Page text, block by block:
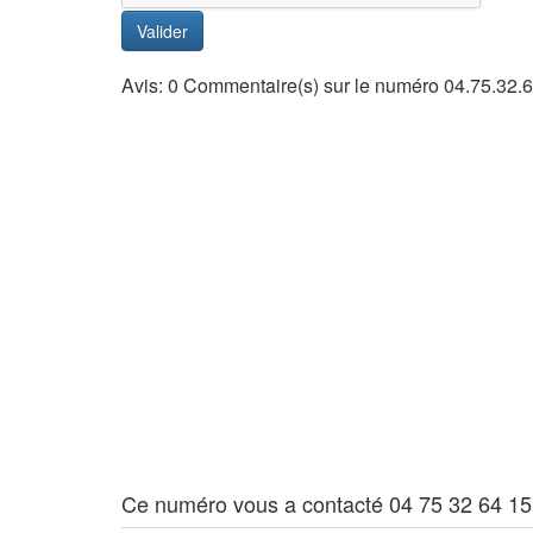
Valider
Avis: 0 Commentaire(s) sur le numéro
Ce numéro vous a contacté 04 75 32 64 15